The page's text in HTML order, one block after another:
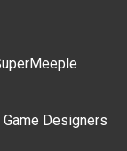
Designers